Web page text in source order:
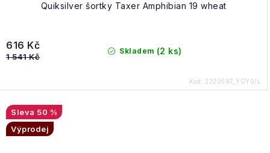
Quiksilver šortky Taxer Amphibian 19 wheat
Skladem (2 ks)
616 Kč
1 541 Kč
Kód: 2220597_YGY0/L
50 %
Výprodej